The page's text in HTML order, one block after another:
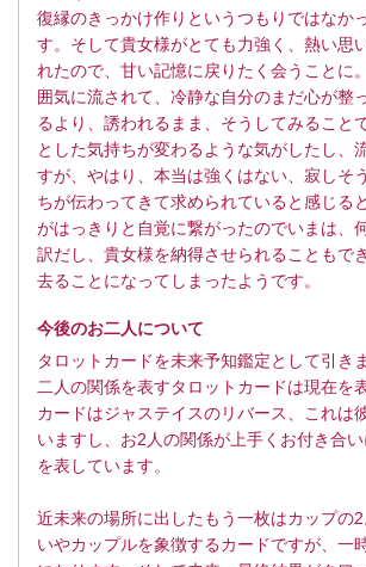
復縁のきっかけ作りというつもりではなか
す。そして貴女様がとても力強く、熱い思
れたので、甘い記憶に戻りたく会うことに
囲気に流されて、冷静な自分のまだ心が整
るより、誘われるまま、そうしてみること
とした気持ちが変わるような気がしたし、
すが、やはり、本当は強くはない、寂しそ
ちが伝わってきて求められていると感じる
がはっきりと自覚に繋がったのでいまは、
訳だし、貴女様を納得させられることもで
去ることになってしまったようです。
今後のお二人について
タロットカードを未来予知鑑定として引き
二人の関係を表すタロットカードは現在を
カードはジャステイスのリバース、これは
いますし、お2人の関係が上手くお付き合
を表しています。
近未来の場所に出したもう一枚はカップの
いやカップルを象徴するカードですが、一